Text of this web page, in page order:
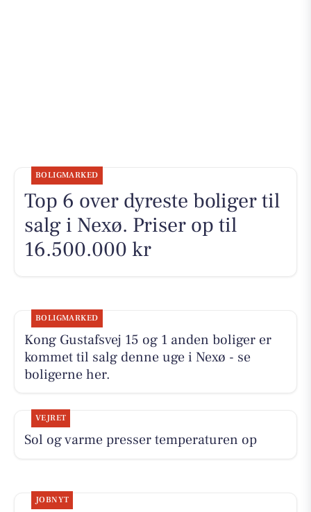
BOLIGMARKED
Top 6 over dyreste boliger til
salg i Nexø. Priser op til
16.500.000 kr
BOLIGMARKED
Kong Gustafsvej 15 og 1 anden boliger er
kommet til salg denne uge i Nexø - se
boligerne her.
VEJRET
Sol og varme presser temperaturen op
JOBNYT